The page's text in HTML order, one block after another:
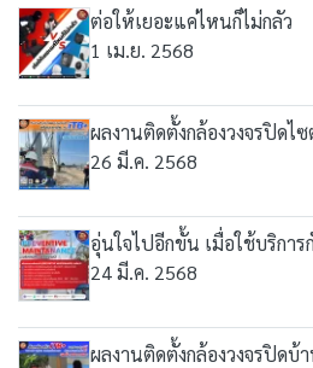
ต่อให้เยอะแค่ไหนก็ไม่กลัว
1 เม.ย. 2568
ผลงานติดตั้งกล้องวงจรปิดไซ
26 มี.ค. 2568
อุ่นใจไปอีกขั้น เมื่อใช้บริกา
24 มี.ค. 2568
ผลงานติดตั้งกล้องวงจรปิดบ้